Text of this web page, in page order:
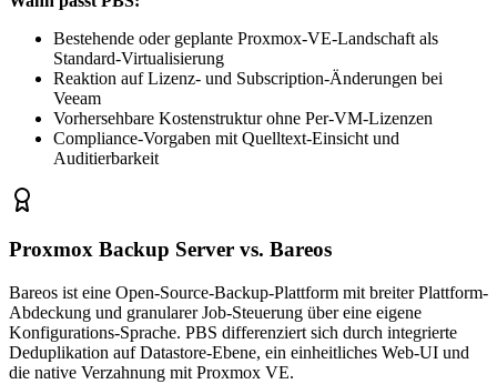
Bestehende oder geplante Proxmox-VE-Landschaft als
Standard-Virtualisierung
Reaktion auf Lizenz- und Subscription-Änderungen bei
Veeam
Vorhersehbare Kostenstruktur ohne Per-VM-Lizenzen
Compliance-Vorgaben mit Quelltext-Einsicht und
Auditierbarkeit
Proxmox Backup Server vs. Bareos
Bareos ist eine Open-Source-Backup-Plattform mit breiter Plattform-
Abdeckung und granularer Job-Steuerung über eine eigene
Konfigurations-Sprache. PBS differenziert sich durch integrierte
Deduplikation auf Datastore-Ebene, ein einheitliches Web-UI und
die native Verzahnung mit Proxmox VE.